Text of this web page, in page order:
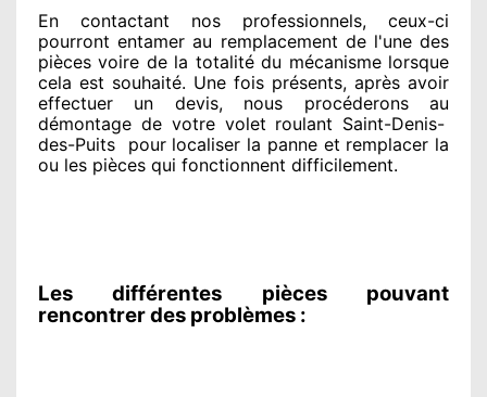
En contactant nos professionnels, ceux-ci
pourront entamer au remplacement de l'une des
pièces voire de la totalitédu mécanisme lorsque
cela est souhaité. Une fois présents, après avoir
effectuer un devis, nous procéderons au
démontage de votre volet roulant Saint-Denis-
des-Puits
pourlocaliser la panne et remplacer la
ou les pièces qui fonctionnent difficilement.
Les différentes pièces pouvant
rencontrer des problèmes :